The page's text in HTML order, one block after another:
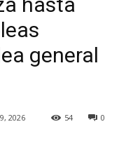
general
2026 0
54